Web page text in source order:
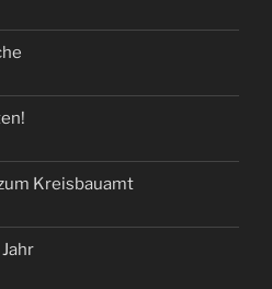
Kreisbauamt